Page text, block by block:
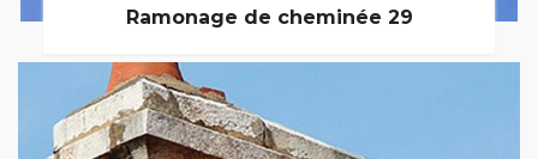
Ramonage de cheminée 29